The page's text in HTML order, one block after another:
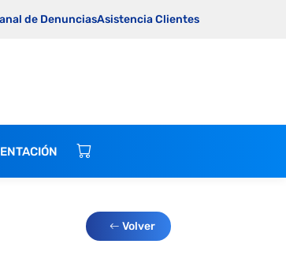
de DenunciasAsistencia Clientes
Volver